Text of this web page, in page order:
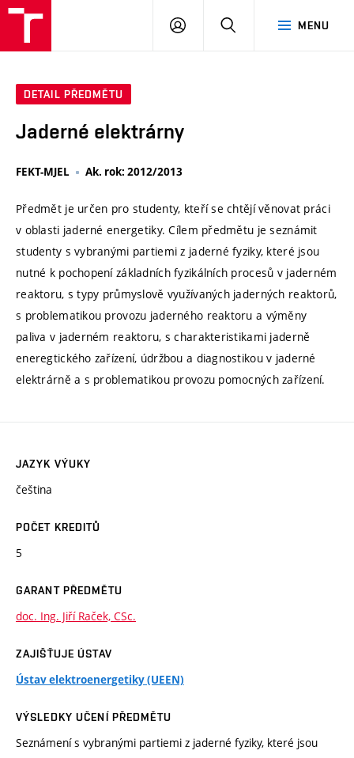
MENU
PŘIHLÁSIT
DETAIL PŘEDMĚTU
Jaderné elektrárny
FEKT-MJEL Ak. rok: 2012/2013
Předmět je určen pro studenty, kteří se chtějí věnovat práci
v oblasti jaderné energetiky. Cílem předmětu je seznámit
studenty s vybranými partiemi z jaderné fyziky, které jsou
nutné k pochopení základních fyzikálních procesů v jaderném
reaktoru, s typy průmyslově využívaných jaderných reaktorů,
s problematikou provozu jaderného reaktoru a výměny
paliva v jaderném reaktoru, s charakteristikami jaderně
eneregtického zařízení, údržbou a diagnostikou v jaderné
elektrárně a s problematikou provozu pomocných zařízení.
JAZYK VÝUKY
čeština
POČET KREDITŮ
5
GARANT PŘEDMĚTU
doc. Ing. Jiří Raček, CSc.
ZAJIŠŤUJE ÚSTAV
Ústav elektroenergetiky (UEEN)
VÝSLEDKY UČENÍ PŘEDMĚTU
Seznámení s vybranými partiemi z jaderné fyziky, které jsou